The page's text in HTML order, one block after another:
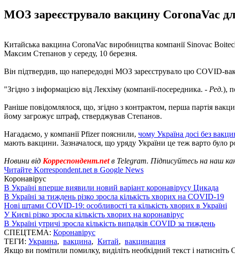
МОЗ зареєструвало вакцину CoronaVac
Китайська вакцина CoronaVac виробництва компанії Sinovac
Максим Степанов у середу, 10 березня.
Він підтвердив, що напередодні МОЗ зареєструвало цю COVID-
"Згідно з інформацією від Лекхіму (компанії-посередника. - Ред.),
Раніше повідомлялося, що, згідно з контрактом, перша партія
йому загрожує штраф, стверджував Степанов.
Нагадаємо, у компанії Pfizer пояснили, чому Україна досі без
мають вакцини. Зазначалося, що уряду України це теж варто було
Новини від Корреспондент.netв Telegram. Підписуйтесь на наш
Читайте Korrespondent.net в Google News
Коронавірус
В Україні вперше виявили новий варіант коронавірусу Цикада
В Україні за тиждень різко зросла кількість хворих на COVID-19
Нові штами COVID-19: особливості та кількість хворих в Україні
У Києві різко зросла кількість хворих на коронавірус
В Україні утричі зросла кількість випадків COVID за тиждень
СПЕЦТЕМА: Коронавірус
ТЕГИ: Украина, вакцина, Китай, вакцинация
Якщо ви помітили помилку, виділіть необхідний текст і